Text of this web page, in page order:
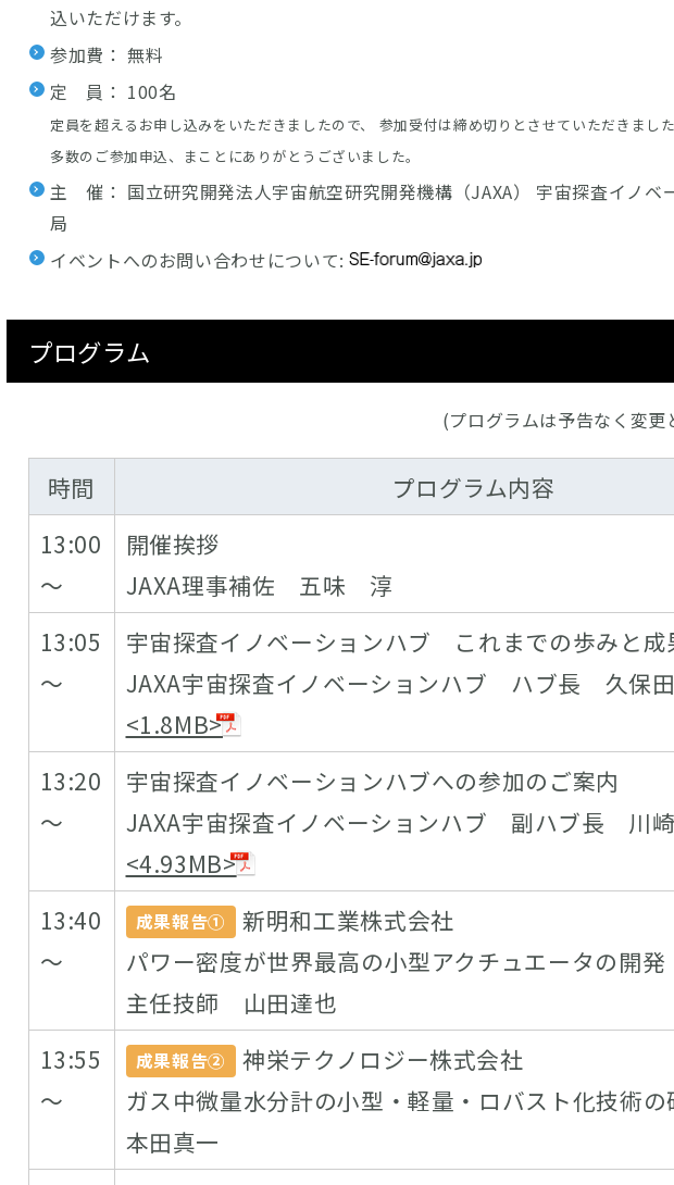
込いただけます。
参加費： 無料
定 員： 100名
定員を超えるお申し込みをいただきましたので、 参加受付は締め切りとさせていただきました
多数のご参加申込、まことにありがとうございました。
主 催： 国立研究開発法人宇宙航空研究開発機構（JAXA） 宇宙探査イノベ
局
イベントへのお問い合わせについて:
プログラム
(プログラムは予告なく変
時間
プログラム内容
13:00
～
開催挨拶
JAXA理事補佐 五味 淳
13:05
～
宇宙探査イノベーションハブ これまでの歩みと成
JAXA宇宙探査イノベーションハブ ハブ長 久保
<1.8MB>
13:20
～
宇宙探査イノベーションハブへの参加のご案内
JAXA宇宙探査イノベーションハブ 副ハブ長 川
<4.93MB>
13:40
～
成果報告①
新明和工業株式会社
パワー密度が世界最高の小型アクチュエータの開発
主任技師 山田達也
13:55
～
成果報告②
神栄テクノロジー株式会社
ガス中微量水分計の小型・軽量・ロバスト化技術の
本田真一